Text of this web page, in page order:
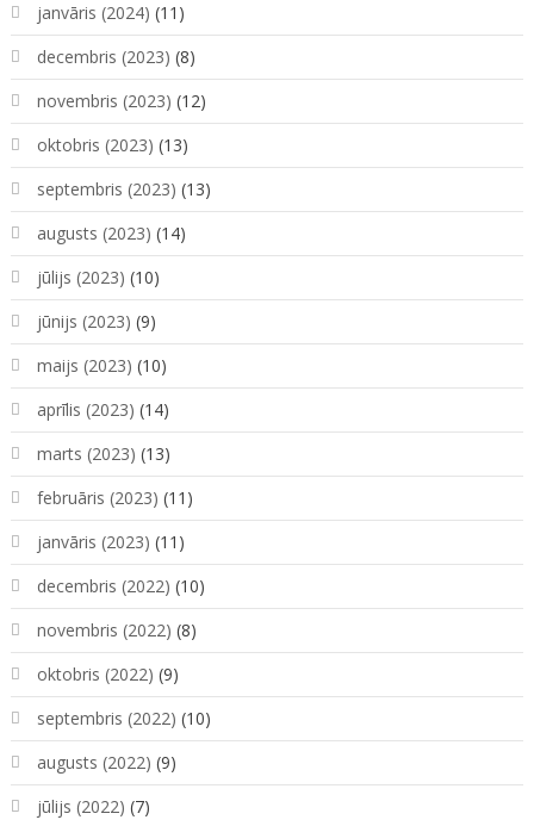
janvāris (2024) (11)
decembris (2023) (8)
novembris (2023) (12)
oktobris (2023) (13)
septembris (2023) (13)
augusts (2023) (14)
jūlijs (2023) (10)
jūnijs (2023) (9)
maijs (2023) (10)
aprīlis (2023) (14)
marts (2023) (13)
februāris (2023) (11)
janvāris (2023) (11)
decembris (2022) (10)
novembris (2022) (8)
oktobris (2022) (9)
septembris (2022) (10)
augusts (2022) (9)
jūlijs (2022) (7)